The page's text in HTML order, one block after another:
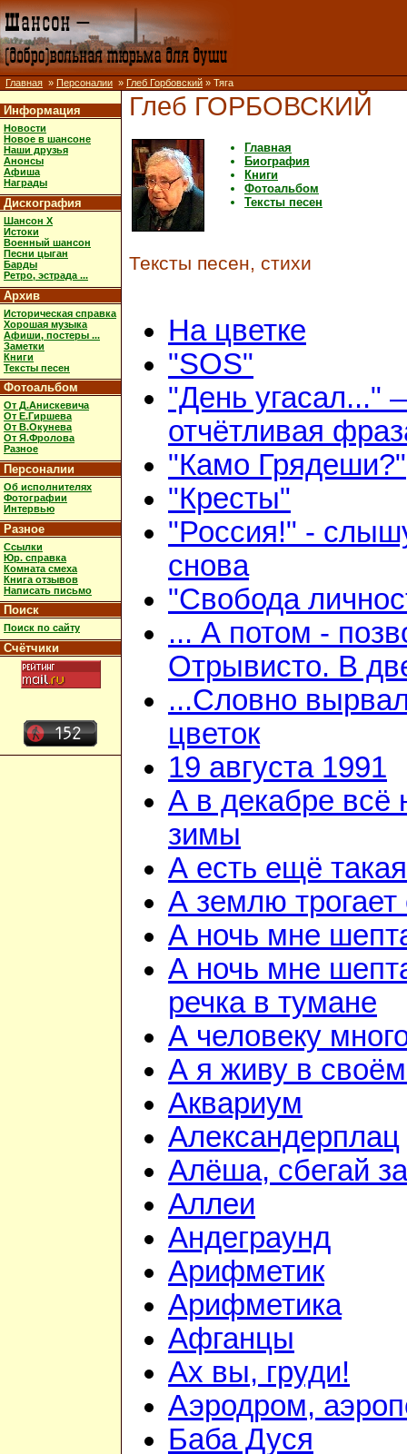
Главная » Персоналии » Глеб Горбовский » Тяга
Информация
Новости
Новое в шансоне
Наши друзья
Анонсы
Афиша
Награды
Дискография
Шансон X
Истоки
Военный шансон
Песни цыган
Барды
Ретро, эстрада ...
Архив
Историческая справка
Хорошая музыка
Афиши, постеры ...
Заметки
Книги
Тексты песен
Фотоальбом
От Д.Анискевича
От Е.Гиршева
От В.Окунева
От Я.Фролова
Разное
Персоналии
Об исполнителях
Фотографии
Интервью
Разное
Ссылки
Юр. справка
Комната смеха
Книга отзывов
Написать письмо
Поиск
Поиск по сайту
Счётчики
Глеб ГОРБОВСКИЙ
Главная
Биография
Книги
Фотоальбом
Тексты песен
Тексты песен, стихи
На цветке
"SOS"
"День угасал..."
отчётливая
"Камо Грядеши?"
"Кресты"
"Россия!" -
снова
"Свобода
... А потом -
Отрывисто. В
...Словно
цветок
19 августа 1991
А в декабре всё
зимы
А есть ещё
А землю трогает
А ночь мне
А ночь мне
речка в тумане
А человеку
А я живу в своём
Аквариум
Александерплац
Алёша, сбегай
Аллеи
Андеграунд
Арифметик
Арифметика
Афганцы
Ах вы, груди!
Аэродром,
Баба Дуся